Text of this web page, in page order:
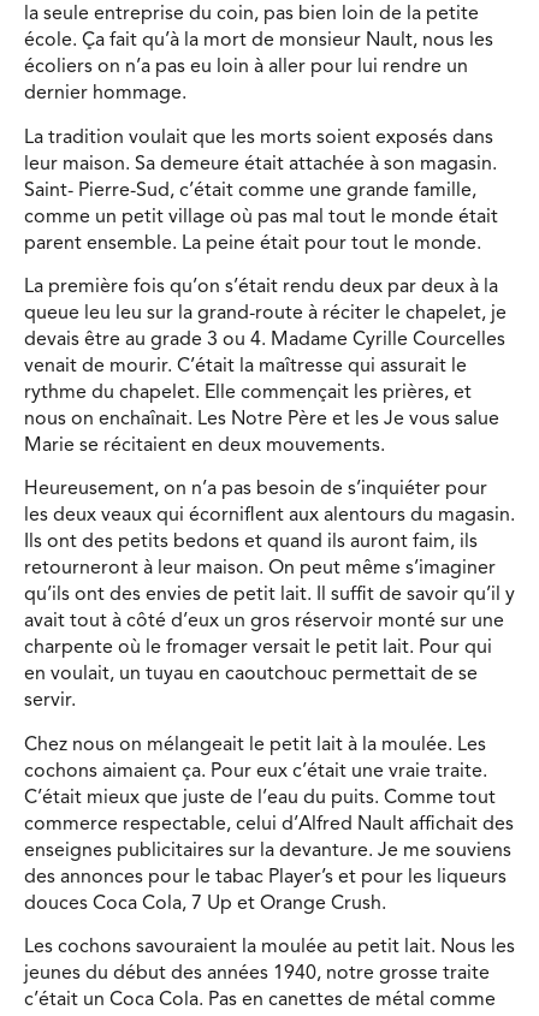
la seule entreprise du coin, pas bien loin de la petite
école. Ça fait qu’à la mort de monsieur Nault, nous les
écoliers on n’a pas eu loin à aller pour lui rendre un
dernier hommage.
La tradition voulait que les morts soient exposés dans
leur maison. Sa demeure était attachée à son magasin.
Saint- Pierre-Sud, c’était comme une grande famille,
comme un petit village où pas mal tout le monde était
parent ensemble. La peine était pour tout le monde.
La première fois qu’on s’était rendu deux par deux à la
queue leu leu sur la grand-route à réciter le chapelet, je
devais être au grade 3 ou 4. Madame Cyrille Courcelles
venait de mourir. C’était la maîtresse qui assurait le
rythme du chapelet. Elle commençait les prières, et
nous on enchaînait. Les Notre Père et les Je vous salue
Marie se récitaient en deux mouvements.
Heureusement, on n’a pas besoin de s’inquiéter pour
les deux veaux qui écorniflent aux alentours du magasin.
Ils ont des petits bedons et quand ils auront faim, ils
retourneront à leur maison. On peut même s’imaginer
qu’ils ont des envies de petit lait. Il suffit de savoir qu’il y
avait tout à côté d’eux un gros réservoir monté sur une
charpente où le fromager versait le petit lait. Pour qui
en voulait, un tuyau en caoutchouc permettait de se
servir.
Chez nous on mélangeait le petit lait à la moulée. Les
cochons aimaient ça. Pour eux c’était une vraie traite.
C’était mieux que juste de l’eau du puits. Comme tout
commerce respectable, celui d’Alfred Nault affichait des
enseignes publicitaires sur la devanture. Je me souviens
des annonces pour le tabac Player’s et pour les liqueurs
douces Coca Cola, 7 Up et Orange Crush.
Les cochons savouraient la moulée au petit lait. Nous les
jeunes du début des années 1940, notre grosse traite
c’était un Coca Cola. Pas en canettes de métal comme